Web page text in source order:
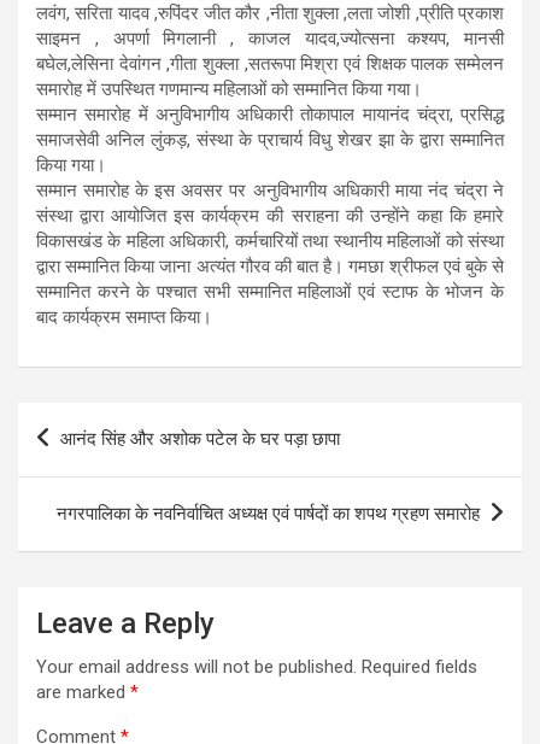
लवंग, सरिता यादव ,रुपिंदर जीत कौर ,नीता शुक्ला ,लता जोशी ,प्रीति प्रकाश
साइमन , अपर्णा मिगलानी , काजल यादव,ज्योत्सना कश्यप, मानसी
बघेल,लेसिना देवांगन ,गीता शुक्ला ,सतरूपा मिश्रा एवं शिक्षक पालक सम्मेलन
समारोह में उपस्थित गणमान्य महिलाओं को सम्मानित किया गया।
सम्मान समारोह में अनुविभागीय अधिकारी तोकापाल मायानंद चंद्रा, प्रसिद्ध
समाजसेवी अनिल लुंकड़, संस्था के प्राचार्य विधु शेखर झा के द्वारा सम्मानित
किया गया।
सम्मान समारोह के इस अवसर पर अनुविभागीय अधिकारी माया नंद चंद्रा ने
संस्था द्वारा आयोजित इस कार्यक्रम की सराहना की उन्होंने कहा कि हमारे
विकासखंड के महिला अधिकारी, कर्मचारियों तथा स्थानीय महिलाओं को संस्था
द्वारा सम्मानित किया जाना अत्यंत गौरव की बात है। गमछा श्रीफल एवं बुके से
सम्मानित करने के पश्चात सभी सम्मानित महिलाओं एवं स्टाफ के भोजन के
बाद कार्यक्रम समाप्त किया।
Post
आनंद सिंह और अशोक पटेल के घर पड़ा छापा
नगरपालिका के नवनिर्वाचित अध्यक्ष एवं पार्षदों का शपथ ग्रहण समारोह
Leave a Reply
Your email address will not be published. Required fields
are marked *
Comment *